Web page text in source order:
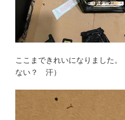
ここまできれいになりました
ない？ 汗）